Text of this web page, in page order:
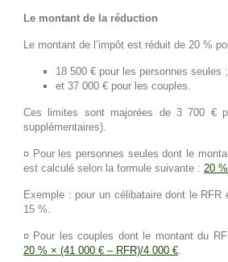
Le montant de la réduction
Le montant de l’impôt est réduit de 20 %
18 500 € pour les personnes seules ;
et 37 000 € pour les couples.
Ces limites sont majorées de 3 700 €
supplémentaires).
¤ Pour les personnes seules dont le
est calculé selon la formule suivante : 20
Exemple : pour un célibataire dont le
15 %.
¤ Pour les couples dont le montant du
20 % × (41 000 € – RFR)/4 000 €.